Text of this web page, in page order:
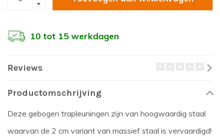
10 tot 15 werkdagen
Reviews
Productomschrijving
Deze gebogen trapleuningen zijn van hoogwaardig staal
waarvan de 2 cm variant van massief staal is vervaardigd!